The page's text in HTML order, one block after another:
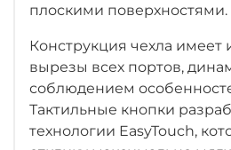
плоскими поверхностями.
Конструкция чехла имеет
вырезы всех портов,
соблюдением
Тактильные кнопки
технологии EasyTouch,